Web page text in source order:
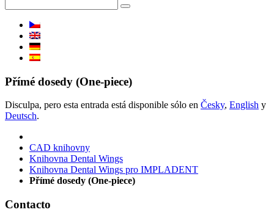
Přímé dosedy (One-piece)
Disculpa, pero esta entrada está disponible sólo en Česky, English y
Deutsch.
CAD knihovny
Knihovna Dental Wings
Knihovna Dental Wings pro IMPLADENT
Přímé dosedy (One-piece)
Contacto